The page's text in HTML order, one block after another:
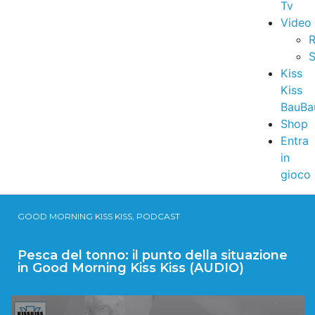
Tv
Video
Kiss
Kiss
Shop
Entra
in
gioco
GOOD MORNING KISS KISS, PODCAST
Pesca del tonno: il punto della situazione
in Good Morning Kiss Kiss (AUDIO)